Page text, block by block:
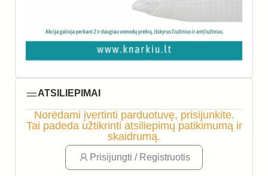
ATSILIEPIMAI
Norėdami įvertinti parduotuvę, prisijunkite.
Tai padeda užtikrinti atsiliepimų patikimumą ir
skaidrumą.
Prisijungti / Registruotis